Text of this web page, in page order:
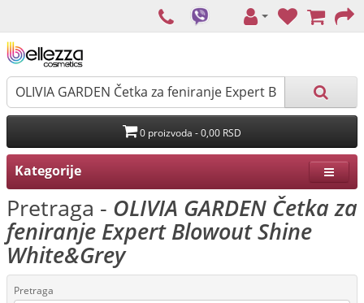
0 proizvoda - 0,00 RSD
Kategorije
Pretraga - OLIVIA GARDEN Četka za
feniranje Expert Blowout Shine
White&Grey
Pretraga